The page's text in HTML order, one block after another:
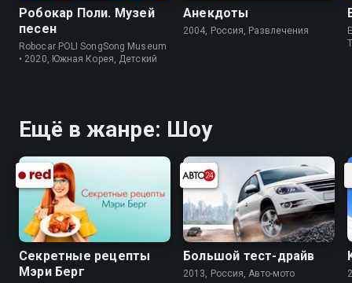
Робокар Поли. Музей
песен
Robocar POLI SongSong Museum
• 2020, Южная Корея, Детский
Анекдоты
2004, Россия, Развлечения
Ещё в жанре: Шоу
Секретные рецепты
Мэри Берг
Большой тест-драйв
2013, Россия, Авто-мото